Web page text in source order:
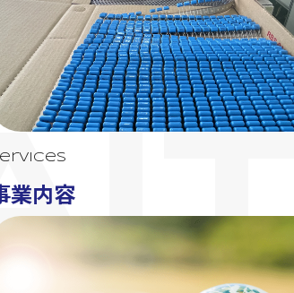
業内容